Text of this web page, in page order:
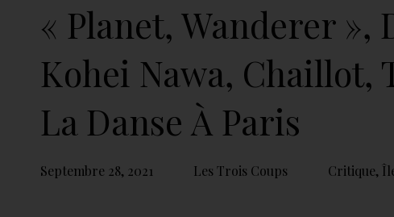
« Planet, Wanderer »,
Kohei Nawa, Chaillot,
La Danse À Paris
Septembre 28, 2021 Les Trois Coups Critique,